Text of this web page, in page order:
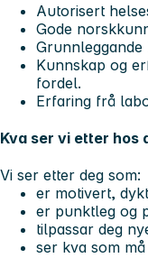
Autorisert
Gode
Kunnskap og
fordel.
Erfaring frå
Kva ser vi etter hos
Vi ser etter deg som:
er motivert,
er punktleg og
tilpassar deg
ser kva som